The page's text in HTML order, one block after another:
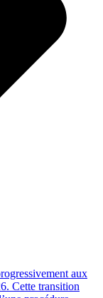
aux
Cette transition